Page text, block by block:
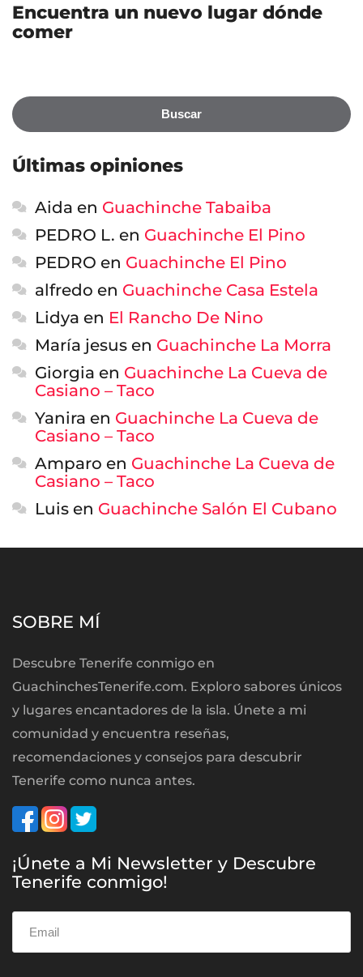
Encuentra un nuevo lugar dónde
comer
Buscar
Últimas opiniones
Aida en Guachinche Tabaiba
PEDRO L. en Guachinche El Pino
PEDRO en Guachinche El Pino
alfredo en Guachinche Casa Estela
Lidya en El Rancho De Nino
María jesus en Guachinche La Morra
Giorgia en Guachinche La Cueva de
Casiano – Taco
Yanira en Guachinche La Cueva de
Casiano – Taco
Amparo en Guachinche La Cueva de
Casiano – Taco
Luis en Guachinche Salón El Cubano
SOBRE MÍ
Descubre Tenerife conmigo en
GuachinchesTenerife.com. Exploro sabores únicos
y lugares encantadores de la isla. Únete a mi
comunidad y encuentra reseñas,
recomendaciones y consejos para descubrir
Tenerife como nunca antes.
¡Únete a Mi Newsletter y Descubre
Tenerife conmigo!